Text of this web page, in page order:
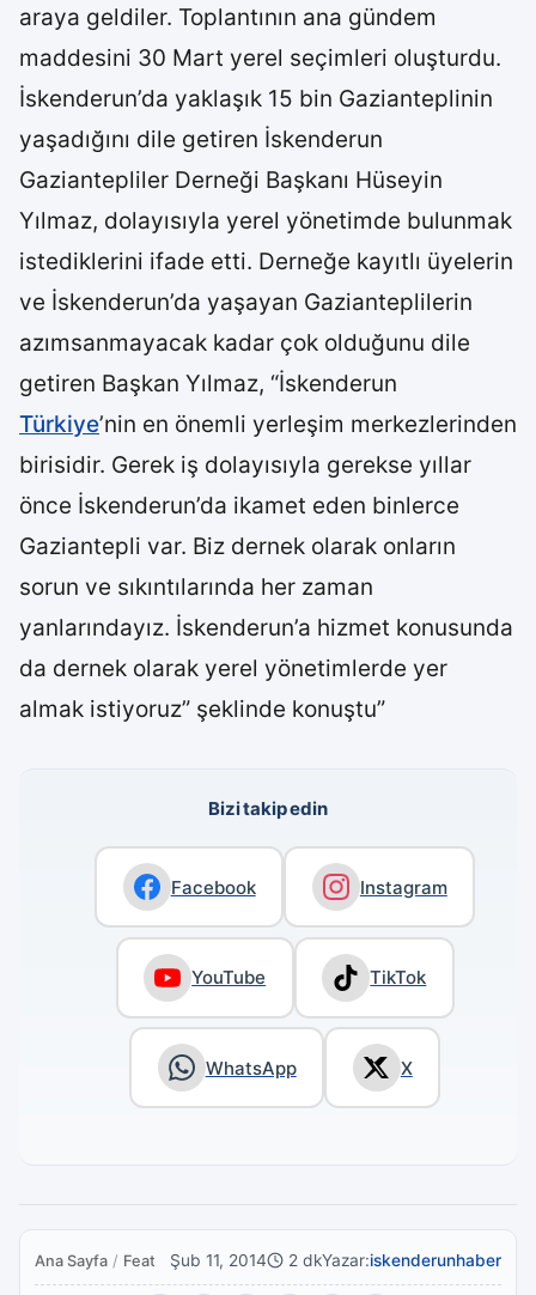
araya geldiler. Toplantının ana gündem
maddesini 30 Mart yerel seçimleri oluşturdu.
İskenderun’da yaklaşık 15 bin Gazianteplinin
yaşadığını dile getiren İskenderun
Gaziantepliler Derneği Başkanı Hüseyin
Yılmaz, dolayısıyla yerel yönetimde bulunmak
istediklerini ifade etti. Derneğe kayıtlı üyelerin
ve İskenderun’da yaşayan Gazianteplilerin
azımsanmayacak kadar çok olduğunu dile
getiren Başkan Yılmaz, “İskenderun
Türkiye’nin en önemli yerleşim merkezlerinden
birisidir. Gerek iş dolayısıyla gerekse yıllar
önce İskenderun’da ikamet eden binlerce
Gaziantepli var. Biz dernek olarak onların
sorun ve sıkıntılarında her zaman
yanlarındayız. İskenderun’a hizmet konusunda
da dernek olarak yerel yönetimlerde yer
almak istiyoruz” şeklinde konuştu”
Bizi takip edin
Facebook Instagram
YouTube TikTok
WhatsApp X
Ana Sayfa / FeaturedŞub 11, 2014 2 dkYazar:iskenderunhaber